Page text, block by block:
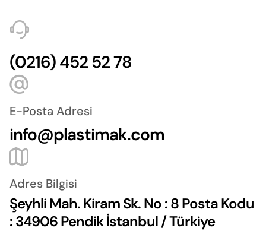
(0216) 452 52 78
E-Posta Adresi
info@plastimak.com
Adres Bilgisi
Şeyhli Mah. Kiram Sk. No : 8 Posta Kodu
: 34906 Pendik İstanbul / Türkiye